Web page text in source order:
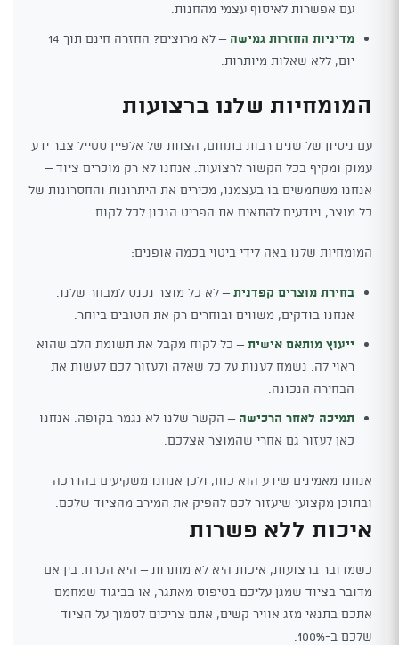
עם אפשרות לאיסוף עצמי מהחנות.
מדיניות החזרות גמישה
– לא מרוצים? החזרה חינם תוך 14
יום, ללא שאלות מיותרות.
המומחיות שלנו ברצועות
עם ניסיון של שנים רבות בתחום, הצוות של אלפיין סטייל צבר ידע
עמוק ומקיף בכל הקשור לרצועות. אנחנו לא רק מוכרים ציוד –
אנחנו משתמשים בו בעצמנו, מכירים את היתרונות והחסרונות של
כל מוצר, ויודעים להתאים את הפריט הנכון לכל לקוח.
המומחיות שלנו באה לידי ביטוי בכמה אופנים:
בחירת מוצרים קפדנית– לא כל מוצר נכנס למבחר שלנו.
אנחנו בודקים, משווים ובוחרים רק את הטובים ביותר.
ייעוץ מותאם אישית– כל לקוח מקבל את תשומת הלב שהוא
ראוי לה. נשמח לענות על כל שאלה ולעזור לכם לעשות את
הבחירה הנכונה.
תמיכה לאחר הרכישה – הקשר שלנו לא נגמר בקופה. אנחנו
כאן לעזור גם אחרי שהמוצר אצלכם.
אנחנו מאמינים שידע הוא כוח, ולכן אנחנו משקיעים בהדרכה
ובתוכן מקצועי שיעזור לכם להפיק את המירב מהציוד שלכם.
איכות ללא פשרות
כשמדובר ברצועות, איכות היא לא מותרות – היא הכרח. בין אם
מדובר בציוד שמגן עליכם בטיפוס מאתגר, או בביגוד שמחמם
אתכם בתנאי מזג אוויר קשים, אתם צריכים לסמוך על הציוד
שלכם ב-100%.